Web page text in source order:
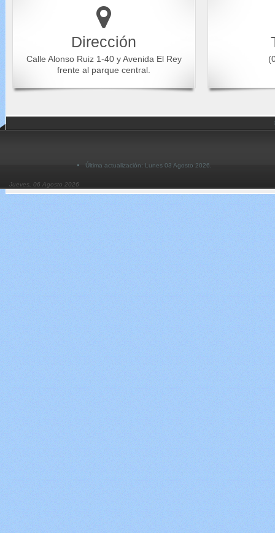
Dirección
Calle Alonso Ruiz 1-40 y Avenida El Rey
frente al parque central.
Última actualización: Lunes 03 Agosto 2026.
Jueves, 06 Agosto 2026